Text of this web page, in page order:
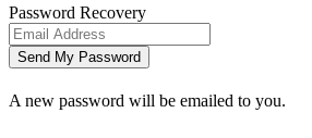
Password Recovery
A new password will be emailed to you.